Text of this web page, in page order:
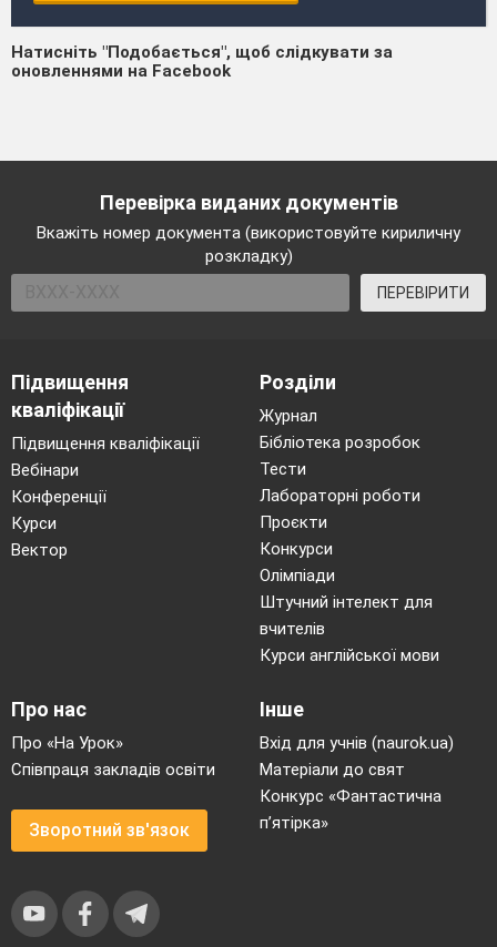
Натисніть "Подобається", щоб слідкувати за
оновленнями на Facebook
Перевірка виданих документів
Вкажіть номер документа (використовуйте кириличну
розкладку)
ПЕРЕВІРИТИ
Підвищення
кваліфікації
Підвищення кваліфікації
Вебінари
Конференції
Курси
Вектор
Розділи
Журнал
Бібліотека розробок
Тести
Лабораторні роботи
Проєкти
Конкурси
Олімпіади
Штучний інтелект для
вчителів
Курси англійської мови
Про нас
Про «На Урок»
Співпраця закладів освіти
Зворотний зв'язок
Інше
Вхід для учнів (naurok.ua)
Матеріали до свят
Конкурс «Фантастична
п’ятірка»